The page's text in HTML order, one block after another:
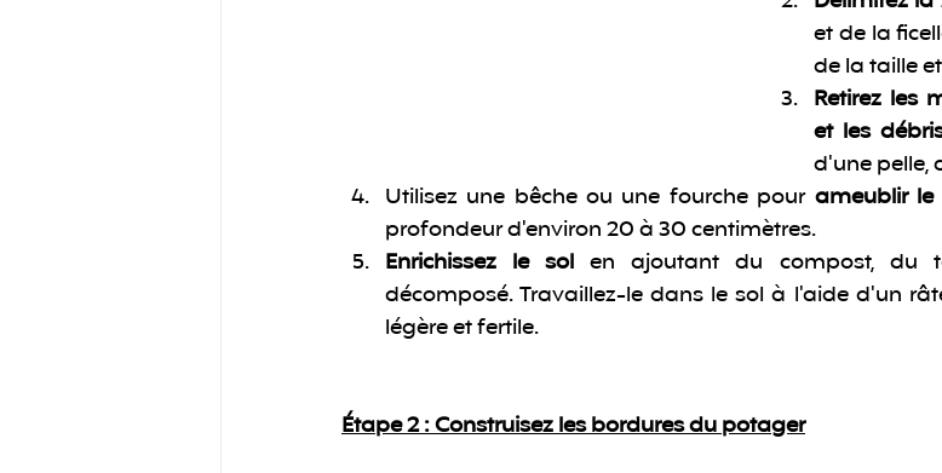
et de la
de la taille
Retirez les
et les
d'une pelle,
Utilisez une bêche ou une fourche pour ameublir le
profondeur d'environ 20 à 30 centimètres.
Enrichissez le sol en ajoutant du compost, du
décomposé. Travaillez-le dans le sol à l'aide d'un
légère et fertile.
Étape 2 : Construisez les bordures du potager